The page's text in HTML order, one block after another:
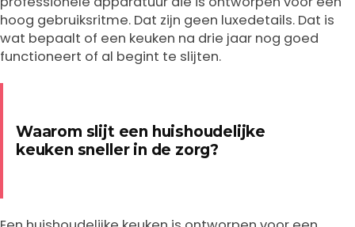
hoog gebruiksritme. Dat zijn geen luxedetails. Dat is
wat bepaalt of een keuken na drie jaar nog goed
functioneert of al begint te slijten.
Waarom slijt een huishoudelijke
keuken sneller in de zorg?